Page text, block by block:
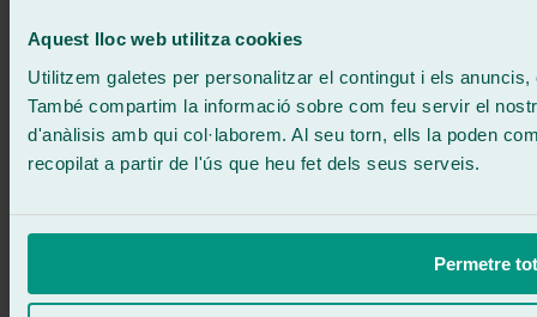
Aquest lloc web utilitza cookies
Utilitzem galetes per personalitzar el contingut i els
També compartim la informació sobre com feu servir el
d'anàlisis amb qui col·laborem. Al seu torn, ells la poden
recopilat a partir de l'ús que heu fet dels seus serveis.
Permetre
900 333 733
ATENCIÓ 24/7 Contacta'ns